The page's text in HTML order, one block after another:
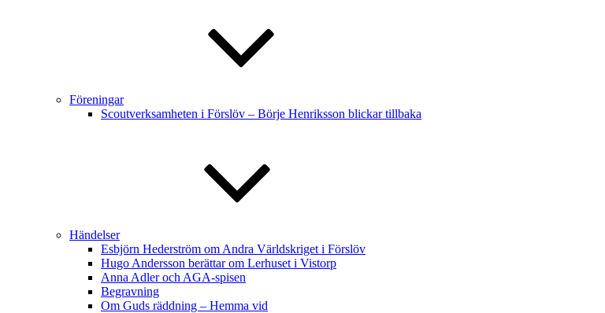
Föreningar
Scoutverksamheten i Förslöv – Börje Henriksson blickar tillbaka
Händelser
Esbjörn Hederström om Andra Världskriget i Förslöv
Hugo Andersson berättar om Lerhuset i Vistorp
Anna Adler och AGA-spisen
Begravning
Om Guds räddning – Hemma vid